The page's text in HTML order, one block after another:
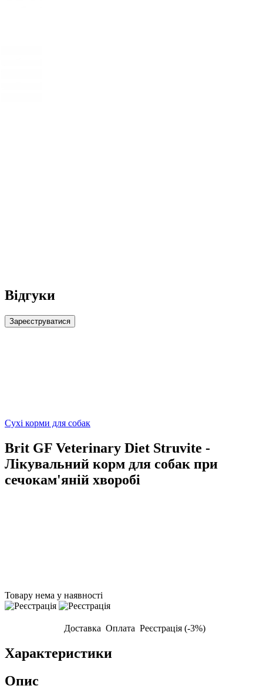
Відгуки
Зареєструватися
Сухі корми для собак
Brit GF Veterinary Diet Struvite -
Лікувальний корм для собак при
сечокам'яній хворобі
Товару нема у наявності
Доставка Оплата Реєстрація (-3%)
Характеристики
Опис